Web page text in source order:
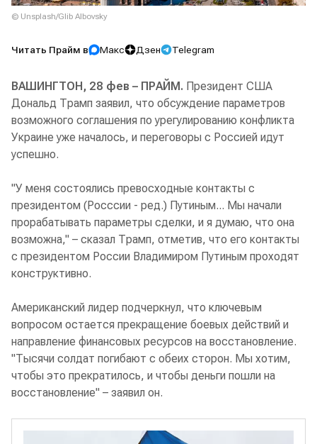
© Unsplash/Glib Albovsky
Читать Прайм в Макс Дзен Telegram
ВАШИНГТОН, 28 фев – ПРАЙМ. Президент США
Дональд Трамп заявил, что обсуждение параметров
возможного соглашения по урегулированию конфликта
Украине уже началось, и переговоры с Россией идут
успешно.
"У меня состоялись превосходные контакты с
президентом (Росссии - ред.) Путиным... Мы начали
прорабатывать параметры сделки, и я думаю, что она
возможна," – сказал Трамп, отметив, что его контакты
с президентом России Владимиром Путиным проходят
конструктивно.
Американский лидер подчеркнул, что ключевым
вопросом остается прекращение боевых действий и
направление финансовых ресурсов на восстановление.
"Тысячи солдат погибают с обеих сторон. Мы хотим,
чтобы это прекратилось, и чтобы деньги пошли на
восстановление" – заявил он.